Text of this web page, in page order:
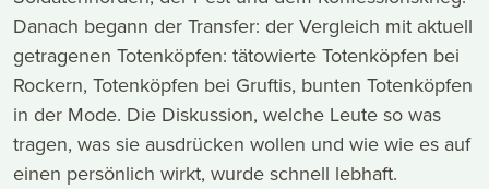
Danach begann der Transfer: der Vergleich mit aktuell
getragenen Totenköpfen: tätowierte Totenköpfen bei
Rockern, Totenköpfen bei Gruftis, bunten Totenköpfen
in der Mode. Die Diskussion, welche Leute so was
tragen, was sie ausdrücken wollen und wie wie es auf
einen persönlich wirkt, wurde schnell lebhaft.